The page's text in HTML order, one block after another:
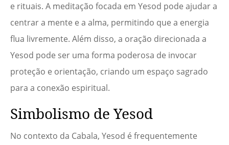
e rituais. A meditação focada em Yesod pode ajudar a
centrar a mente e a alma, permitindo que a energia
flua livremente. Além disso, a oração direcionada a
Yesod pode ser uma forma poderosa de invocar
proteção e orientação, criando um espaço sagrado
para a conexão espiritual.
Simbolismo de Yesod
No contexto da Cabala, Yesod é frequentemente